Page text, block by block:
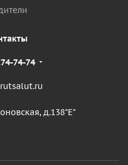
74-74
д.138"Е"